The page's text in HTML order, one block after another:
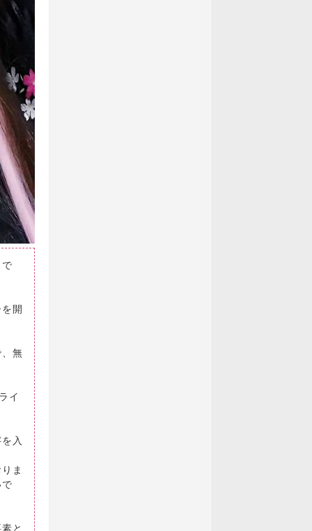
開
無
イ
入
ま
と